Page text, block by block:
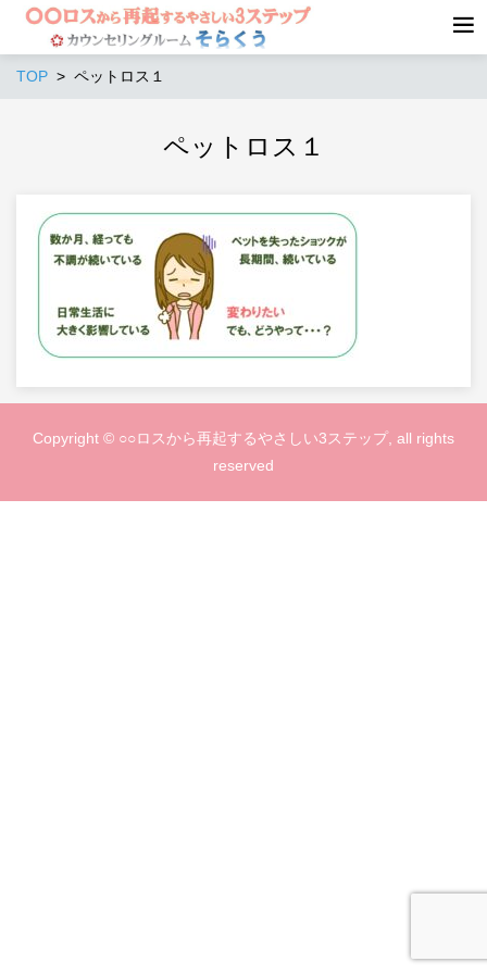
TOP ペットロス１
ペットロス１
Copyright © ○○ロスから再起するやさしい3ステップ, all rights
reserved